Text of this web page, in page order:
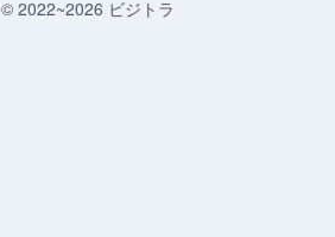
© 2022~2026 ビジトラ